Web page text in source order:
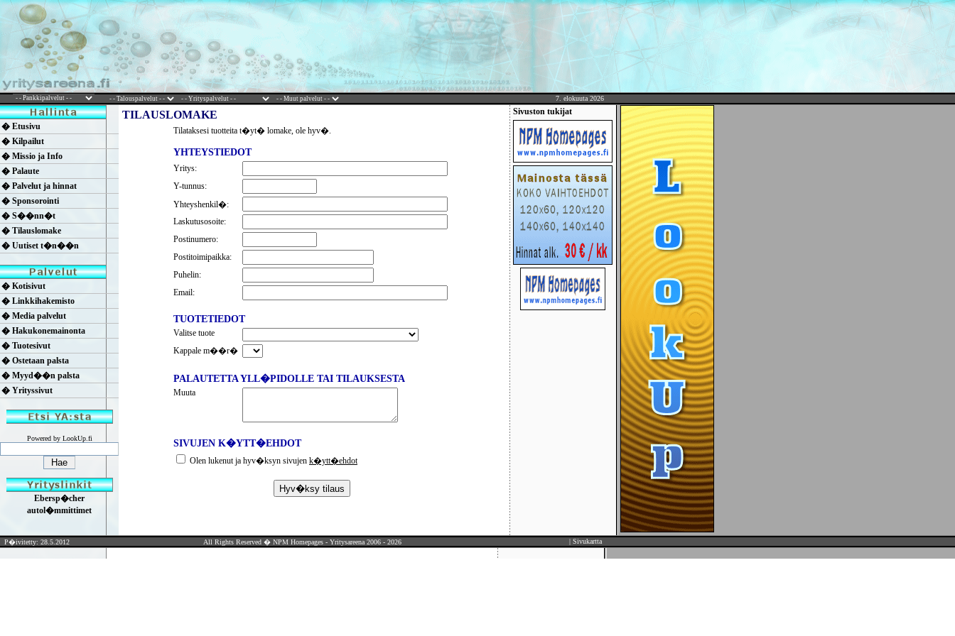
7. elokuuta 2026
� Etusivu
� Kilpailut
� Missio ja Info
� Palaute
� Palvelut ja hinnat
� Sponsorointi
� S��nn�t
� Tilauslomake
� Uutiset t�n��n
� Kotisivut
� Linkkihakemisto
� Media palvelut
� Hakukonemainonta
� Tuotesivut
� Ostetaan palsta
� Myyd��n palsta
� Yrityssivut
Powered by LookUp.fi
Ebersp�cher
autol�mmittimet
TILAUSLOMAKE
Tilataksesi tuotteita t�yt� lomake, ole hyv�.
YHTEYSTIEDOT
Yritys:
Y-tunnus:
Yhteyshenkil�:
Laskutusosoite:
Postinumero:
Postitoimipaikka:
Puhelin:
Email:
TUOTETIEDOT
Valitse tuote
Kappale m��r�
PALAUTETTA YLL�PIDOLLE TAI TILAUKSESTA
Muuta
SIVUJEN K�YTT�EHDOT
Olen lukenut ja hyv�ksyn sivujen k�ytt�ehdot
Sivuston tukijat
P�ivitetty: 28.5.2012 All Rights Reserved � NPM Homepages- Yritysareena2006 - 2026 | Sivukartta